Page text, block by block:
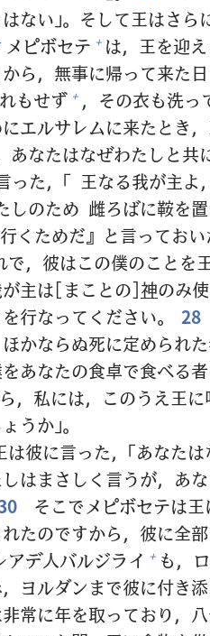
ない」。そして王はさら
メピボセテ + は， 王を迎
から， 無事に帰って来た日
れもせず + ，その衣も洗っ
エルサレムに来たとき，
あなたはなぜわたしと共
った，「 王なる我が主よ，
しのため 雌ろばに鞍を置
行くためだ』と言っておい
， 彼はこの僕のことを
が主は[まことの]神のみ使
行なってください。 28
かならぬ死に定められた
をあなたの食卓で食べる者
， 私には，このうえ王に
うか」。
は彼に言った，「あなた
はまさしく 言うが，あ
そこでメピボセテは王
たのですから， 彼に全部
アデ人バルジライ + も，
ヨルダンまで彼に付き添
非常に年を取っており， 八